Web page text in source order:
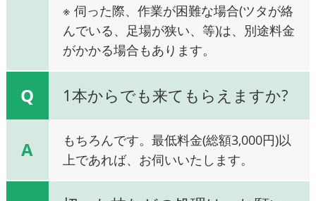
※ 伺った際、作業が困難な場合(ツタが絡
んでいる、足場が狭い、等)は、別途料金
がかかる場合もあります。
Q 1本からでも来てもらえますか?
A
もちろんです。最低料金(総額3,000円)以
上であれば、お伺いいたします。